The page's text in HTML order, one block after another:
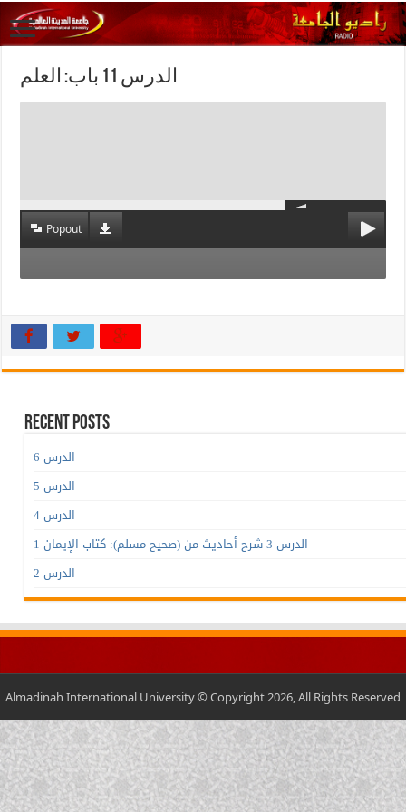
الدرس 11 باب: العلم
Popout
Recent Posts
الدرس 6
الدرس 5
الدرس 4
الدرس 3 شرح أحاديث من (صحيح مسلم): كتاب الإيمان 1
الدرس 2
Almadinah International University © Copyright 2026, All Rights Reserved